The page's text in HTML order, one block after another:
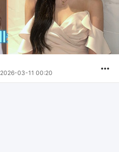
2026-03-11 00:20